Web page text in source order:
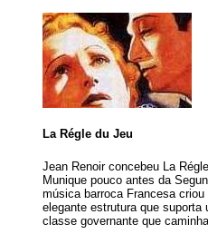
La Régle du Jeu
Jean Renoir concebeu La
Munique pouco antes da
música barroca Francesa
elegante estrutura que
classe governante que